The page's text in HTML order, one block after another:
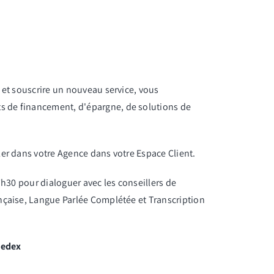
souscrire un nouveau service, vous
de financement, d'épargne, de solutions de
dans votre Agence dans votre Espace Client.
pour dialoguer avec les conseillers de
Langue Parlée Complétée et Transcription